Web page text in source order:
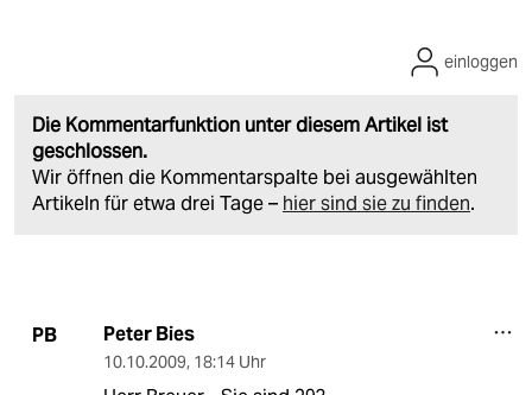
Die Kommentarfunktion unter diesem Artikel ist
geschlossen.
Wir öffnen die Kommentarspalte bei ausgewählten
Artikeln für etwa drei Tage – hier sind sie zu finden.
einloggen
PB Peter Bies
10.10.2009, 18:14 Uhr